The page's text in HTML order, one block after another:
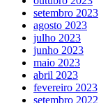
setembro 2023
agosto 2023
julho 2023
junho 2023
maio 2023
abril 2023
fevereiro 2023
setembro 2022